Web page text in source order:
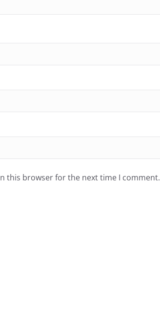
this browser for the next time I comment.